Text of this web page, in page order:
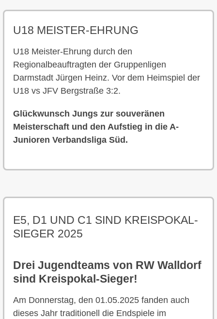
U18 MEISTER-EHRUNG
U18 Meister-Ehrung durch den
Regionalbeauftragten der Gruppenligen
Darmstadt Jürgen Heinz. Vor dem Heimspiel der
U18 vs JFV Bergstraße 3:2.
Glückwunsch Jungs zur souveränen
Meisterschaft und den Aufstieg in die A-
Junioren Verbandsliga Süd.
E5, D1 UND C1 SIND KREISPOKAL-
SIEGER 2025
Drei Jugendteams von RW Walldorf
sind Kreispokal-Sieger!
Am Donnerstag, den 01.05.2025 fanden auch
dieses Jahr traditionell die Endspiele im